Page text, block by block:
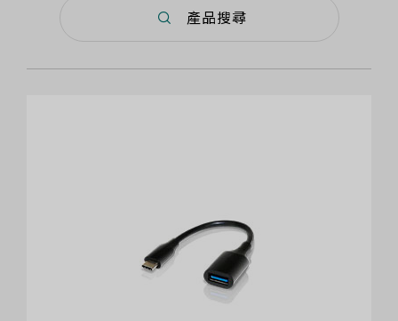
產品搜尋